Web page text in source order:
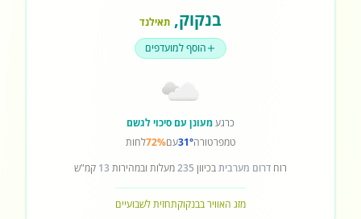
בנקוק, תאילנד
הוסף למועדפים
כרגעמעונן עם סיכוי לגשם
טמפרטורה31°עם72%לחות
רוח דרום מערביתבכיוון 235מעלות ובמהירות 13 קמ"ש
מזג האוויר בבנקוקתחזית לשבועיים